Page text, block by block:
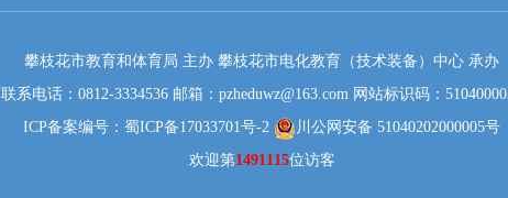
攀枝花市教育和体育局 主办 攀枝花市电化教育（技术装备）中心 承办
联系电话：0812-3334536 邮箱：pzheduwz@163.com 网站标识码：
ICP备案编号：蜀ICP备17033701号-2
川公网安备 51040202000005号
欢迎第1491115位访客